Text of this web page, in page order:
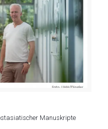
Manuskripte